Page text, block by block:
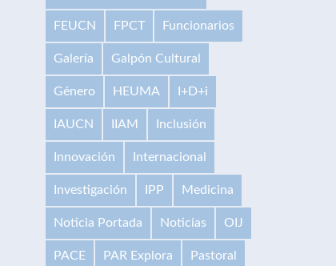
FEUCN FPCT Funcionarios
Galería Galpón Cultural
Género HEUMA I+D+i
IAUCN IIAM Inclusión
Innovación Internacional
Investigación IPP Medicina
Noticia Portada Noticias OIJ
PACE PAR Explora Pastoral